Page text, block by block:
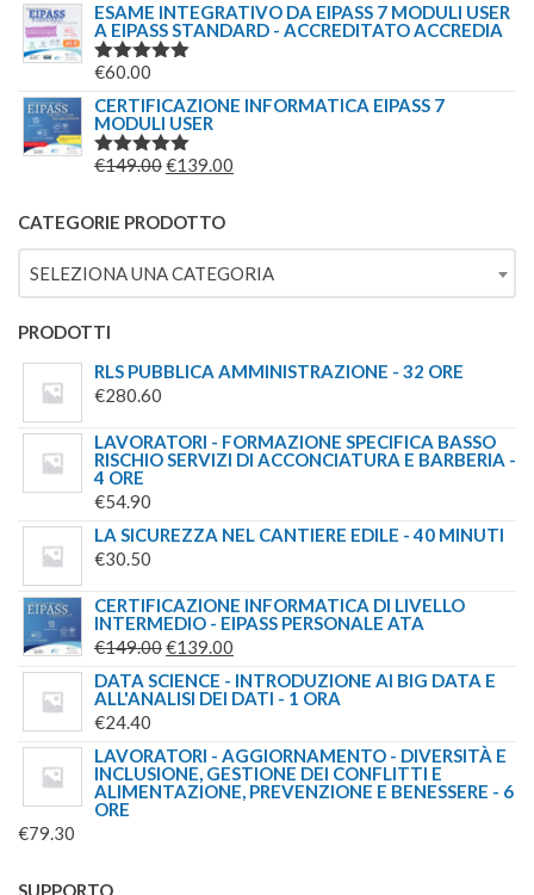
ESAME INTEGRATIVO DA EIPASS 7 MODULI USER
A EIPASS STANDARD - ACCREDITATO ACCREDIA
VALUTATO
€60.00
CERTIFICAZIONE INFORMATICA EIPASS 7
MODULI USER
VALUTATO
€149.00IL
ORIGINALE
ERA:
€149.00.
€139.00
È:
€139.00.
CATEGORIE PRODOTTO
SELEZIONA UNA CATEGORIA
PRODOTTI
RLS PUBBLICA AMMINISTRAZIONE - 32 ORE
€280.60
LAVORATORI - FORMAZIONE SPECIFICA BASSO
RISCHIO SERVIZI DI ACCONCIATURA E BARBERIA -
4 ORE
€54.90
LA SICUREZZA NEL CANTIERE EDILE - 40 MINUTI
€30.50
CERTIFICAZIONE INFORMATICA DI LIVELLO
INTERMEDIO - EIPASS PERSONALE ATA
€149.00IL
PREZZO
ORIGINALE
€149.00.
€139.00
PREZZO
ATTUALE
€139.00.
DATA SCIENCE - INTRODUZIONE AI BIG DATA E
ALL'ANALISI DEI DATI - 1 ORA
€24.40
LAVORATORI - AGGIORNAMENTO - DIVERSITÀ E
INCLUSIONE, GESTIONE DEI CONFLITTI E
ALIMENTAZIONE, PREVENZIONE E BENESSERE - 6
ORE
€79.30
SUPPORTO